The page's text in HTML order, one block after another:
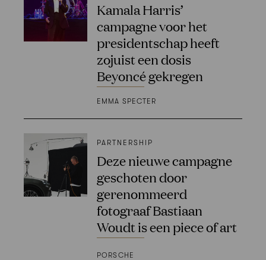
Kamala Harris’
campagne voor het
presidentschap heeft
zojuist een dosis
Beyoncé gekregen
EMMA SPECTER
PARTNERSHIP
Deze nieuwe campagne
geschoten door
gerenommeerd
fotograaf Bastiaan
Woudt is een piece of art
PORSCHE